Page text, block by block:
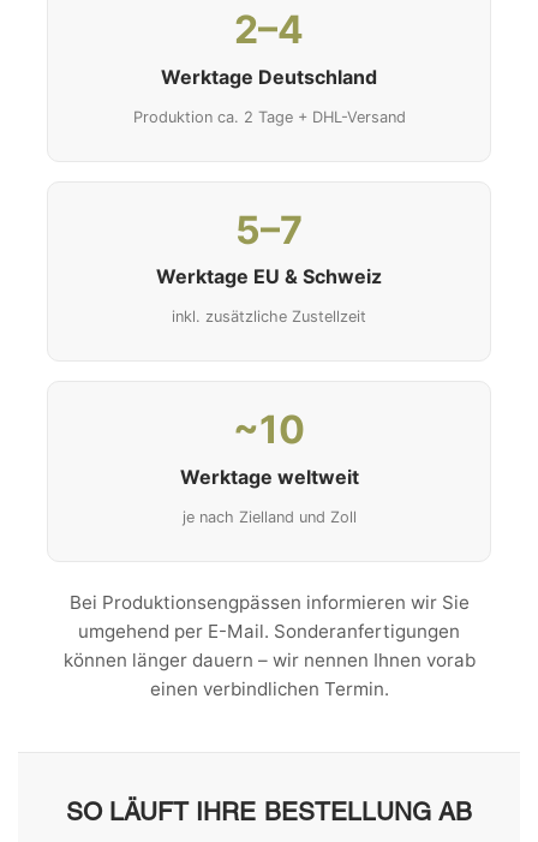
2–4
Werktage Deutschland
Produktion ca. 2 Tage + DHL-Versand
5–7
Werktage EU & Schweiz
inkl. zusätzliche Zustellzeit
~10
Werktage weltweit
je nach Zielland und Zoll
Bei Produktionsengpässen informieren wir Sie
umgehend per E-Mail. Sonderanfertigungen
können länger dauern – wir nennen Ihnen vorab
einen verbindlichen Termin.
SO LÄUFT IHRE BESTELLUNG AB